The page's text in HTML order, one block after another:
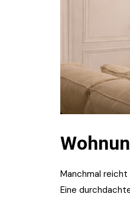
Manchmal
Eine